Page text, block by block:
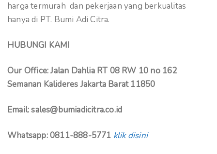
harga termurah dan pekerjaan yang berkualitas
hanya di PT. Bumi Adi Citra.
HUBUNGI KAMI
Our Office: Jalan Dahlia RT 08 RW 10 no 162
Semanan Kalideres Jakarta Barat 11850
Email: sales@bumiadicitra.co.id
Whatsapp: 0811-888-5771 klik disini